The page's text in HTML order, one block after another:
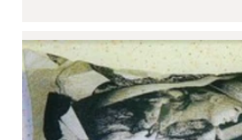
Tönkölypárna kicsi -
Mérete: 34 cm x 24 cm
Választható töltet:
-tönkölypelyva/ levendula